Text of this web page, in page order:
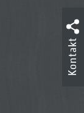
Kontakt